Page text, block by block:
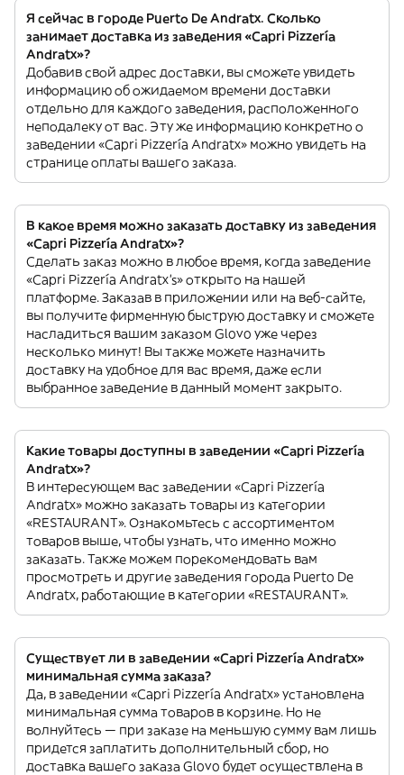
Я сейчас в городе Puerto De Andratx. Сколько
занимает доставка из заведения «Capri Pizzería
Andratx»?
Добавив свой адрес доставки, вы сможете увидеть
информацию об ожидаемом времени доставки
отдельно для каждого заведения, расположенного
неподалеку от вас. Эту же информацию конкретно о
заведении «Capri Pizzería Andratx» можно увидеть на
странице оплаты вашего заказа.
В какое время можно заказать доставку из заведения
«Capri Pizzería Andratx»?
Сделать заказ можно в любое время, когда заведение
«Capri Pizzería Andratx’s» открыто на нашей
платформе. Заказав в приложении или на веб-сайте,
вы получите фирменную быструю доставку и сможете
насладиться вашим заказом Glovo уже через
несколько минут! Вы также можете назначить
доставку на удобное для вас время, даже если
выбранное заведение в данный момент закрыто.
Какие товары доступны в заведении «Capri Pizzería
Andratx»?
В интересующем вас заведении «Capri Pizzería
Andratx» можно заказать товары из категории
«RESTAURANT». Ознакомьтесь с ассортиментом
товаров выше, чтобы узнать, что именно можно
заказать. Также можем порекомендовать вам
просмотреть и другие заведения города Puerto De
Andratx, работающие в категории «RESTAURANT».
Существует ли в заведении «Capri Pizzería Andratx»
минимальная сумма заказа?
Да, в заведении «Capri Pizzería Andratx» установлена
минимальная сумма товаров в корзине. Но не
волнуйтесь — при заказе на меньшую сумму вам лишь
придется заплатить дополнительный сбор, но
доставка вашего заказа Glovo будет осуществлена в